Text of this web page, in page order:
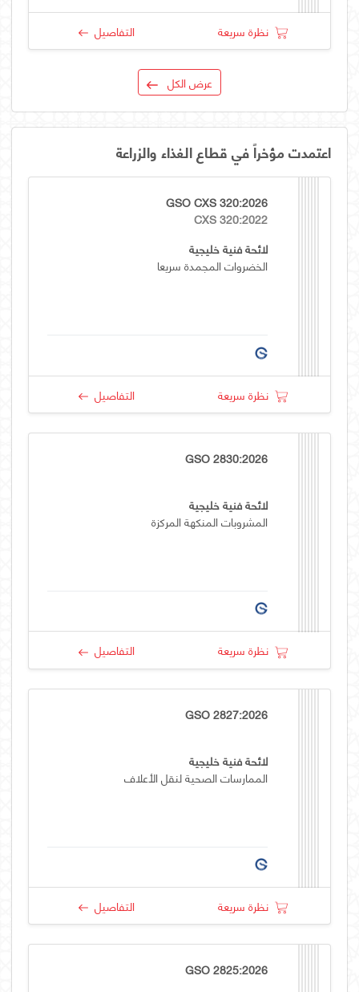
نظرة سريعة التفاصيل
عرض الكل
اعتمدت مؤخراً في قطاع الغذاء والزراعة
GSO CXS 320:2026
CXS 320:2022
لائحة فنية خليجية
الخضروات المجمدة سريعا
نظرة سريعة التفاصيل
GSO 2830:2026
لائحة فنية خليجية
المشروبات المنكهة المركزة
نظرة سريعة التفاصيل
GSO 2827:2026
لائحة فنية خليجية
الممارسات الصحية لنقل الأعلاف
نظرة سريعة التفاصيل
GSO 2825:2026